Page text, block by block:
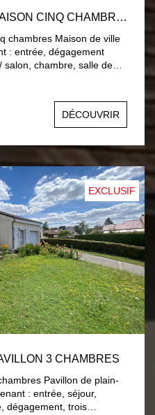
LA FERTE BERNARD, MAISON CINQ CHAMBRES
Maison de ville
: entrée, dégagement
salon, chambre, salle de
central gaz de ville.
Jardin 649 m²
DÉCOUVRIR
EXCLUSIF
3 CHAMBRES
Pavillon de plain-
: entrée, séjour,
dégagement, trois